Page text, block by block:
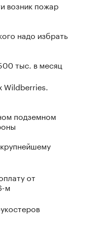
возник пожар
надо избрать
тыс. в месяц
Wildberries.
подземном
от
м